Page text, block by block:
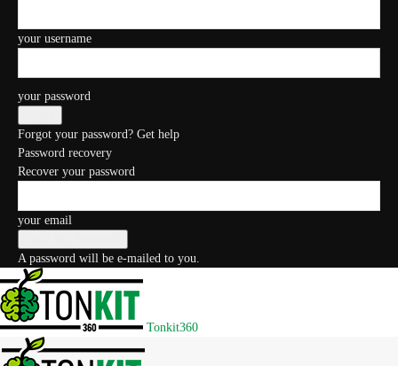
your username
your password
Forgot your password? Get help
Password recovery
Recover your password
your email
A password will be e-mailed to you.
Tonkit360